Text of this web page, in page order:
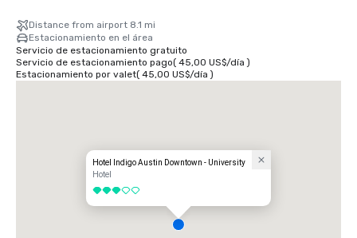
parque Waterloo, el anfiteatro Moody, el Moody Center, la Universidad
de Texas en Austin, el Capitolio del Estado de Texas, el distrito de
entretenimiento de Sixth Street y el distrito cultural de Red River. El
centro de convenciones de Austin y el distrito histórico de Rainey
Street también están a un corto trayecto en coche o en coche
un espacio de reuniones ampliado para conferencias, eventos y viajes
Ya sea que lleguen en avión, automóvil o viaje compartido, los
huéspedes disfrutan de un fácil acceso a las principales autopistas,
oficinas corporativas, universidades, lugares de entretenimiento y la
famosa música en vivo, restaurantes y vida nocturna de la ciudad.
Distance from airport 8.1 mi
Estacionamiento en el área
Servicio de estacionamiento gratuito
Servicio de estacionamiento pago( 45,00 US$/día )
Estacionamiento por valet( 45,00 US$/día )
Hotel Indigo Austin Downtown - University
Hotel
3 de 5